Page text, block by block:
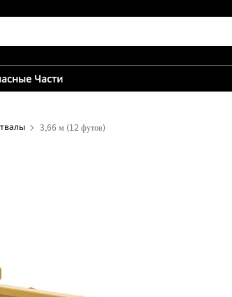
Части
3,66 м (12 футов)